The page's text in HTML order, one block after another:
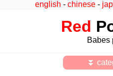
english - chinese -
Red
Babes
⏬